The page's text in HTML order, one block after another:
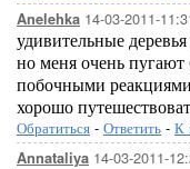
Anelehka 14-03-2011-
удивительные
но меня очень
побочными реакциями
хорошо
Обратиться - Ответить - К
Annataliya 14-03-2011-